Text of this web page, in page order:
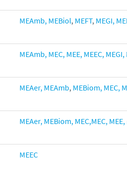
MEAmb, MEBiol, MEFT, MEGI,
MEAmb, MEC, MEE, MEEC, MEGI,
MEAer, MEAmb, MEBiom, MEC,
MEAer, MEBiom, MEC,MEC, MEE,
MEEC